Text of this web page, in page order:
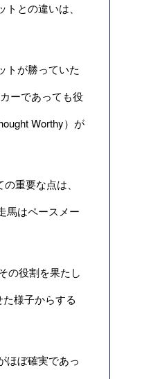
との違いは、
トが勝っていた
ーであっても役
Worthy）が
重要な点は、
馬はペースメー
の役割を果たし
様子からする
ほぼ確実であっ